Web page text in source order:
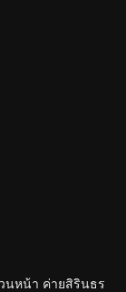
นหน้า ค่ายสิรินธร